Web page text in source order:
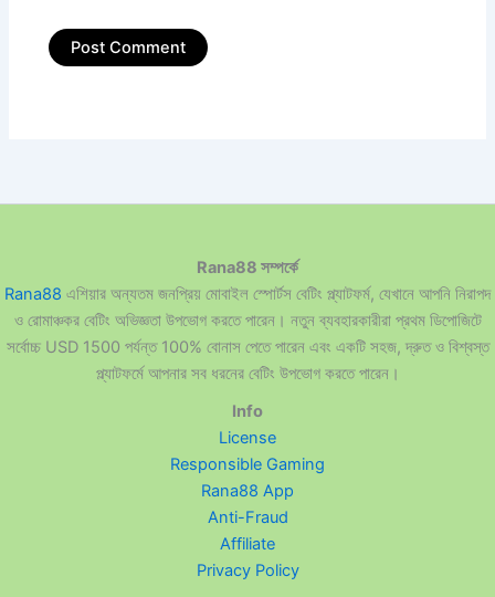
Rana88 সম্পর্কে
Rana88 এশিয়ার অন্যতম জনপ্রিয় মোবাইল স্পোর্টস বেটিং প্ল্যাটফর্ম, যেখানে আপনি নিরাপদ
ও রোমাঞ্চকর বেটিং অভিজ্ঞতা উপভোগ করতে পারেন। নতুন ব্যবহারকারীরা প্রথম ডিপোজিটে
সর্বোচ্চ USD 1500 পর্যন্ত 100% বোনাস পেতে পারেন এবং একটি সহজ, দ্রুত ও বিশ্বস্ত
প্ল্যাটফর্মে আপনার সব ধরনের বেটিং উপভোগ করতে পারেন।
Info
License
Responsible Gaming
Rana88 App
Anti-Fraud
Affiliate
Privacy Policy